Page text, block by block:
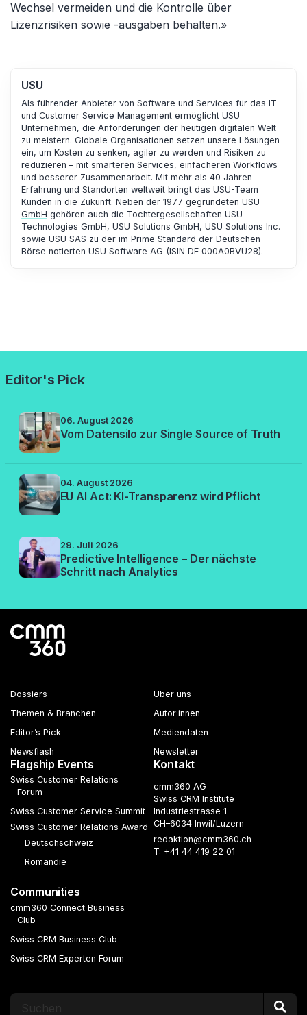
Wechsel vermeiden und die Kontrolle über
Lizenzrisiken sowie -ausgaben behalten.»
USU
Als führender Anbieter von Software und Services für das IT
und Customer Service Management ermöglicht USU
Unternehmen, die Anforderungen der heutigen digitalen Welt
zu meistern. Globale Organisationen setzen unsere Lösungen
ein, um Kosten zu senken, agiler zu werden und Risiken zu
reduzieren – mit smarteren Services, einfacheren Workflows
und besserer Zusammenarbeit. Mit mehr als 40 Jahren
Erfahrung und Standorten weltweit bringt das USU-Team
Kunden in die Zukunft. Neben der 1977 gegründeten USU
GmbH gehören auch die Tochtergesellschaften USU
Technologies GmbH, USU Solutions GmbH, USU Solutions Inc.
sowie USU SAS zu der im Prime Standard der Deutschen
Börse notierten USU Software AG (ISIN DE 000A0BVU28).
Editor's Pick
06. August 2026
Vom Datensilo zur Single Source of Truth
04. August 2026
EU AI Act: KI-Transparenz wird Pflicht
29. Juli 2026
Predictive Intelligence – Der nächste
Schritt nach Analytics
Dossiers
Themen & Branchen
Editor’s Pick
Newsflash
Über uns
Autor:innen
Mediendaten
Newsletter
Flagship Events
Swiss Customer Relations
Forum
Swiss Customer Service Summit
Swiss Customer Relations Award
Deutschschweiz
Romandie
Communities
cmm360 Connect Business
Club
Swiss CRM Business Club
Swiss CRM Experten Forum
Kontakt
cmm360 AG
Swiss CRM Institute
Industriestrasse 1
CH–6034 Inwil/Luzern
redaktion@cmm360.ch
T: +41 44 419 22 01